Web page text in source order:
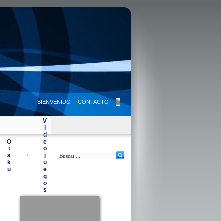
BIENVENIDO CONTACTO
O
t
a
k
u
|
V
i
d
e
o
j
u
e
g
o
s